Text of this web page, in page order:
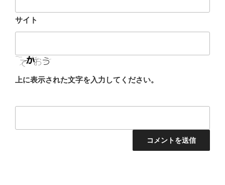
サイト
上に表示された文字を入力してください。